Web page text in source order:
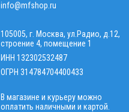
info@mfshop.ru
105005, г. Москва, ул.Радио, д.12,
строение 4, помещение 1
ИНН 132302532487
ОГРН 314784704400433
В магазине и курьеру можно
оплатить наличными и картой.